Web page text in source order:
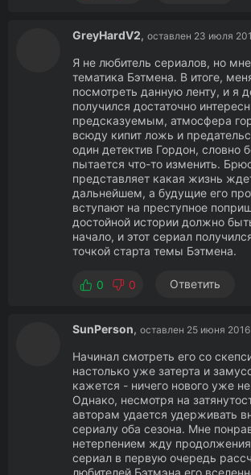
GreyHardV2, оставлен 23 июля
Я не любитель сериалов, но
тематика Бэтмена. В итоге,
посмотреть данную ленту, и я
получился достаточно
предсказуемым, атмосфера
всюду кипит ложь и
один детектив Гордон, словно
пытается что-то изменить.
представляет какая жизнь
дальнейшем, а будущие его
вступают на преступное
достойной истории должно
начало, и этот сериал
точкой старта темы Бэтмена.
0 0 Ответить
SunPerson, оставлен 25 июня 2016
Начинал смотреть его со
настолько уже затерта и
кажется - ничего нового уже
Однако, несмотря на
авторам удается удерживать
сериалу оба сезона. Мне
нетерпением жду
сериал в первую очередь
любителей Бэтмэна его